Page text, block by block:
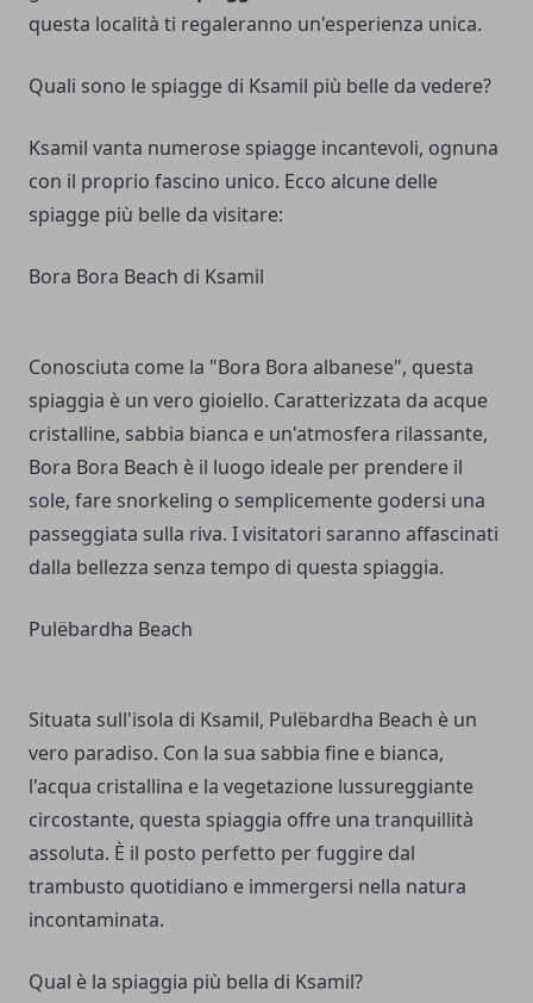
questa località ti regaleranno un'esperienza unica.
Quali sono le spiagge di Ksamil più belle da vedere?
Ksamil vanta numerose spiagge incantevoli, ognuna
con il proprio fascino unico. Ecco alcune delle
spiagge più belle da visitare:
Bora Bora Beach di Ksamil
Conosciuta come la "Bora Bora albanese", questa
spiaggia è un vero gioiello. Caratterizzata da acque
cristalline, sabbia bianca e un'atmosfera rilassante,
Bora Bora Beach è il luogo ideale per prendere il
sole, fare snorkeling o semplicemente godersi una
passeggiata sulla riva. I visitatori saranno affascinati
dalla bellezza senza tempo di questa spiaggia.
Pulëbardha Beach
Situata sull'isola di Ksamil, Pulëbardha Beach è un
vero paradiso. Con la sua sabbia fine e bianca,
l'acqua cristallina e la vegetazione lussureggiante
circostante, questa spiaggia offre una tranquillità
assoluta. È il posto perfetto per fuggire dal
trambusto quotidiano e immergersi nella natura
incontaminata.
Qual è la spiaggia più bella di Ksamil?